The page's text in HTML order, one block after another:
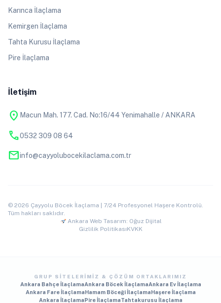
Karınca İlaçlama
Kemirgen İlaçlama
Tahta Kurusu İlaçlama
Pire İlaçlama
İletişim
location_on Macun Mah. 177. Cad. No:16/44 Yenimahalle / ANKARA
phone0532 309 08 64
mailinfo@cayyolubocekilaclama.com.tr
© 2026 Çayyolu Böcek İlaçlama | 7/24 Profesyonel Haşere Kontrolü.
Tüm hakları saklıdır.
Ankara Web Tasarım: Oğuz Dijital
Gizlilik PolitikasıKVKK
GRUP SITELERIMIZ & ÇÖZÜM ORTAKLARIMIZ
Ankara Bahçe İlaçlamaAnkara Böcek İlaçlamaAnkara Ev İlaçlama
Ankara Fare İlaçlamaHamam Böceği İlaçlamaHaşere İlaçlama
Ankara İlaçlamaPire İlaçlamaTahtakurusu İlaçlama